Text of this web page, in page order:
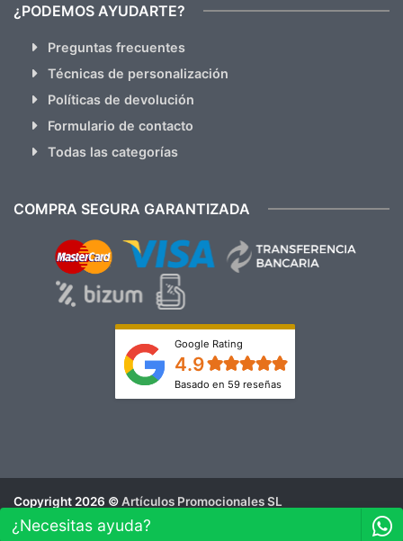
¿PODEMOS AYUDARTE?
Preguntas frecuentes
Técnicas de personalización
Políticas de devolución
Formulario de contacto
Todas las categorías
COMPRA SEGURA GARANTIZADA
Google Rating
4.9
Basado en 59 reseñas
Copyright 2026 ©Artículos Promocionales SL
Aviso Legal
¿Necesitas ayuda?